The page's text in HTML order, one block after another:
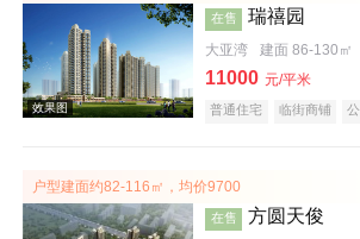
效果图
在售 瑞禧园
大亚湾 建面 86-130㎡
11000 元/平米
普通住宅 临街商铺
户型建面约82-116㎡，均价9700
在售 方圆天俊